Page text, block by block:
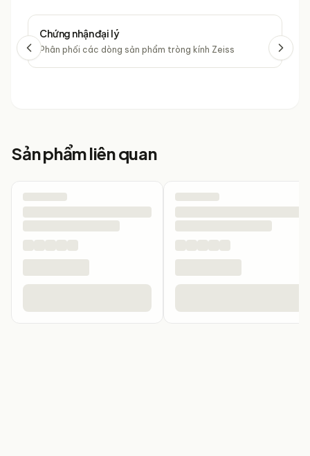
Chứng nhận đại lý
Phân phối các dòng sản phẩm tròng kính Zeiss
Sản phẩm liên quan